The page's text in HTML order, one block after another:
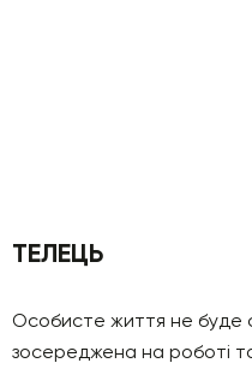
ТЕЛЕЦЬ
Особисте життя не буде
зосереджена на роботі